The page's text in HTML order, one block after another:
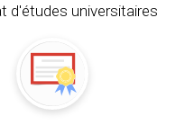
d'études universitaires